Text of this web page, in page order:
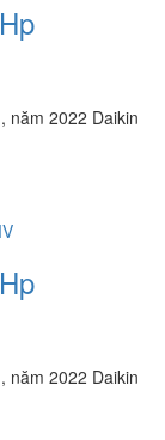
năm 2022 Daikin
năm 2022 Daikin